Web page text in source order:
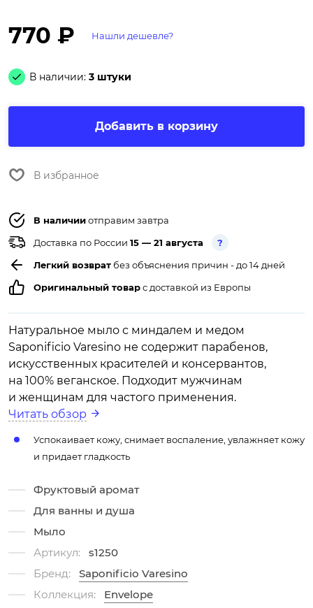
770 ₽ Нашли дешевле?
В наличии: 3 штуки
Добавить в корзину
В избранное
В наличииотправим завтра
Доставка по России 15 — 21 августа
?
Легкий возврат без объяснения причин - до 14 дней
Оригинальный товарс доставкой из Европы
Натуральное мыло с миндалем и медом
Saponificio Varesino не содержит парабенов,
искусственных красителей и консервантов,
на 100% веганское. Подходит мужчинам
и женщинам для частого применения.
Читать обзор
Успокаивает кожу, снимает воспаление, увлажняет кожу
и придает гладкость
Фруктовый аромат
Для ванны и душа
Мыло
Артикул:
s1250
Бренд:
Saponificio Varesino
Коллекция:
Envelope